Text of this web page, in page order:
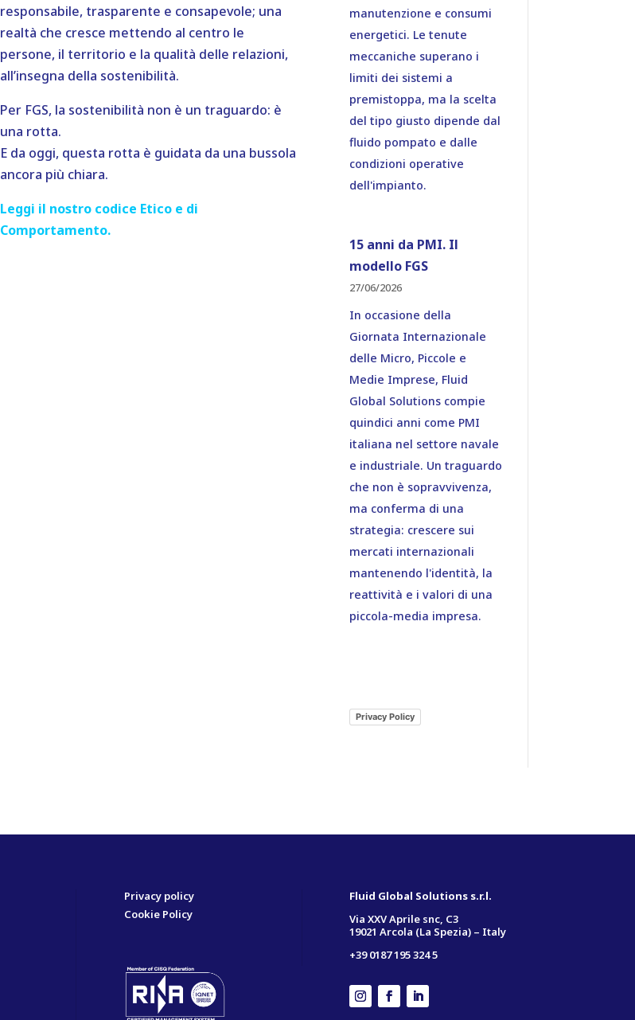
responsabile, trasparente e consapevole; una
realtà che cresce mettendo al centro le
persone, il territorio e la qualità delle relazioni,
all’insegna della sostenibilità.
Per FGS, la sostenibilità non è un traguardo: è
una rotta.
E da oggi, questa rotta è guidata da una bussola
ancora più chiara.
Leggi il nostro codice Etico e di
Comportamento.
manutenzione e consumi
energetici. Le tenute
meccaniche superano i
limiti dei sistemi a
premistoppa, ma la scelta
del tipo giusto dipende dal
fluido pompato e dalle
condizioni operative
dell'impianto.
15 anni da PMI. Il
modello FGS
27/06/2026
In occasione della
Giornata Internazionale
delle Micro, Piccole e
Medie Imprese, Fluid
Global Solutions compie
quindici anni come PMI
italiana nel settore navale
e industriale. Un traguardo
che non è sopravvivenza,
ma conferma di una
strategia: crescere sui
mercati internazionali
mantenendo l'identità, la
reattività e i valori di una
piccola-media impresa.
Privacy Policy
Privacy policy
Cookie Policy
Fluid Global Solutions s.r.l.
Via XXV Aprile snc, C3
19021 Arcola (La Spezia) – Italy
+39 0187 195 324 5